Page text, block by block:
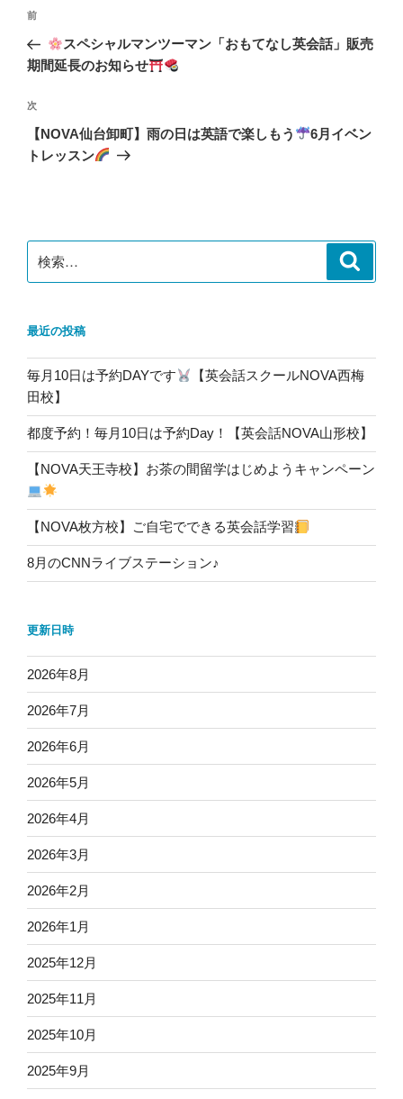
投
ナ
ゲ
ー
シ
前
の
投
前
スペシャルマンツーマン「おもてなし英会話」販売
期間延長のお知らせ
次
の
投
次
【NOVA仙台卸町】雨の日は英語で楽しもう
6月イベン
トレッスン
索:
最近の投稿
毎月10日は予約DAYです
【英会話スクールNOVA西梅
田校】
都度予約！毎月10日は予約Day！【英会話NOVA山形校】
【NOVA天王寺校】お茶の間留学はじめようキャンペーン
【NOVA枚方校】ご自宅でできる英会話学習
8月のCNNライブステーション♪
更新日時
2026年8月
2026年7月
2026年6月
2026年5月
2026年4月
2026年3月
2026年2月
2026年1月
2025年12月
2025年11月
2025年10月
2025年9月